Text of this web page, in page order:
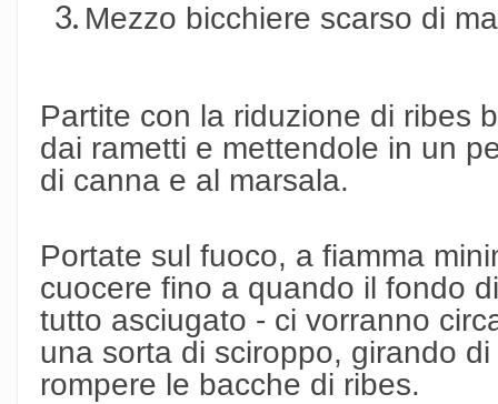
Mezzo bicchiere scarso di
Partite con la riduzione di ribes
dai rametti e mettendole in un
di canna e al marsala.
Portate sul fuoco, a fiamma
cuocere fino a quando il fondo
tutto asciugato - ci vorranno
una sorta di sciroppo, girando
rompere le bacche di ribes.